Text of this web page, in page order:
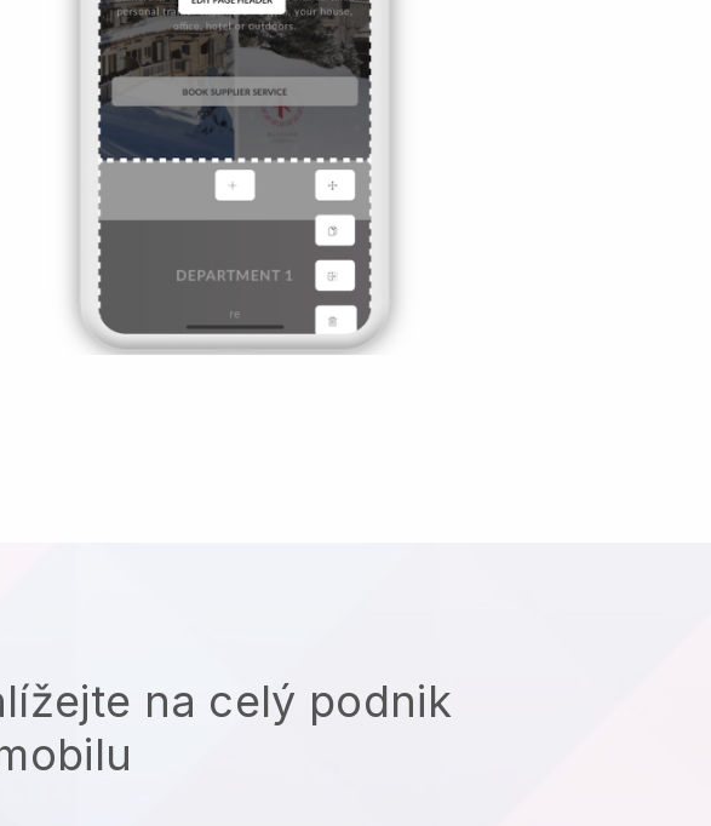
na celý podnik